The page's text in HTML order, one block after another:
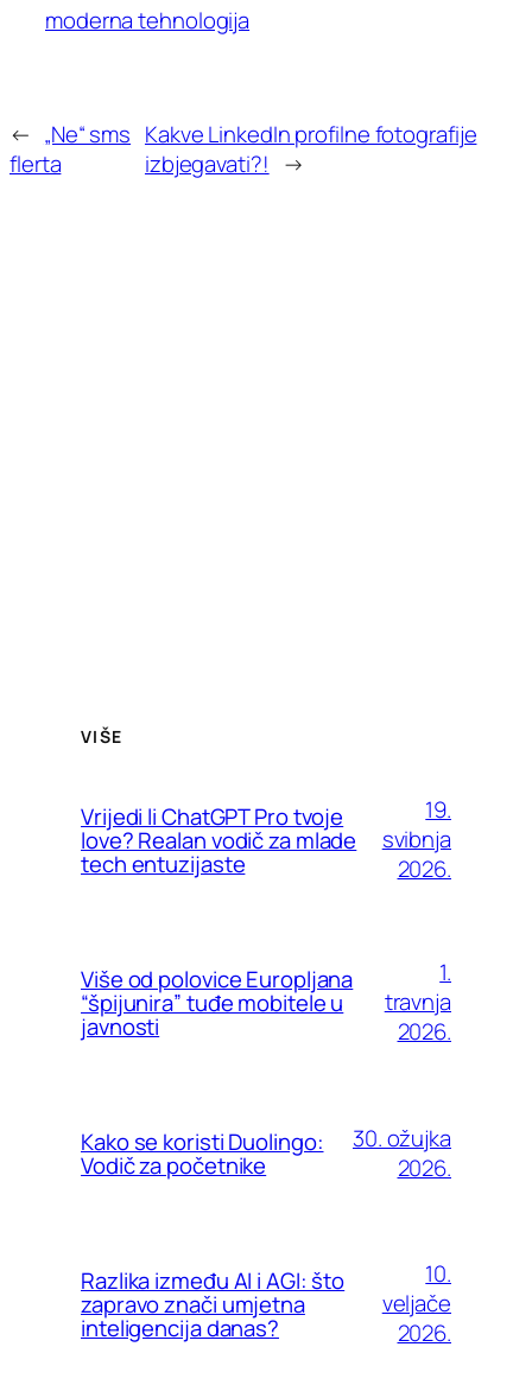
moderna tehnologija
← „Ne“ sms
flerta
Kakve LinkedIn profilne fotografije
izbjegavati?! →
VIŠE
Vrijedi li ChatGPT Pro tvoje
love? Realan vodič za mlade
tech entuzijaste
19.
svibnja
2026.
Više od polovice Europljana
“špijunira” tuđe mobitele u
javnosti
1.
travnja
2026.
Kako se koristi Duolingo:
Vodič za početnike
30. ožujka
2026.
Razlika između AI i AGI: što
zapravo znači umjetna
inteligencija danas?
10.
veljače
2026.